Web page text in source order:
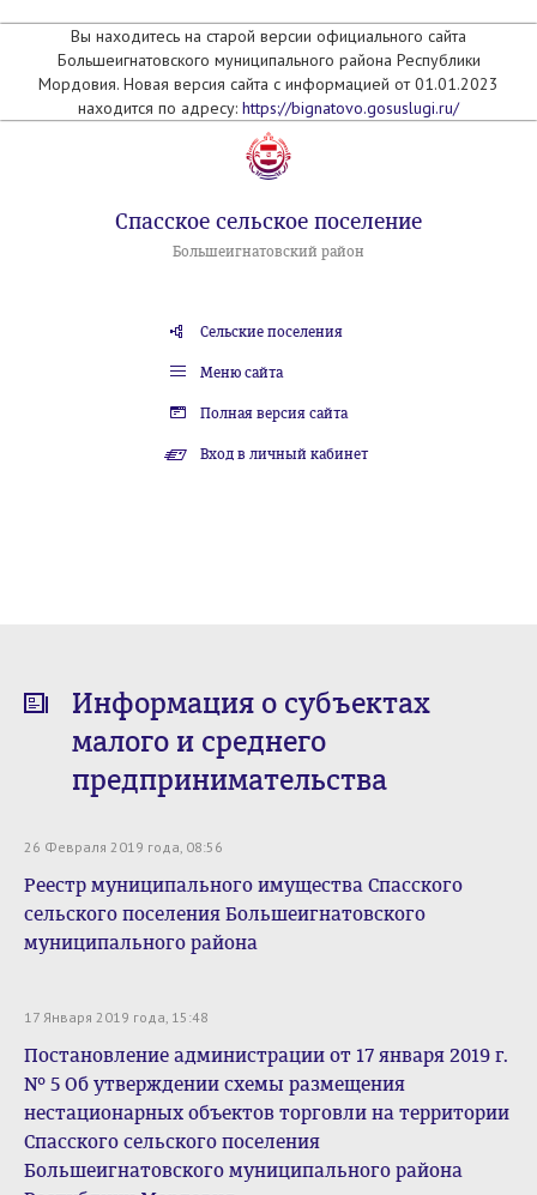
Вы находитесь на старой версии официального сайта
Большеигнатовского муниципального района Республики
Мордовия. Новая версия сайта с информацией от 01.01.2023
находится по адресу: https://bignatovo.gosuslugi.ru/
Спасское сельское поселение
Большеигнатовский район
Сельские поселения
Меню сайта
Полная версия сайта
Вход в личный кабинет
Информация о субъектах
малого и среднего
предпринимательства
26 Февраля 2019 года, 08:56
Реестр муниципального имущества Спасского
сельского поселения Большеигнатовского
муниципального района
17 Января 2019 года, 15:48
Постановление администрации от 17 января 2019 г.
№ 5 Об утверждении схемы размещения
нестационарных объектов торговли на территории
Спасского сельского поселения
Большеигнатовского муниципального района